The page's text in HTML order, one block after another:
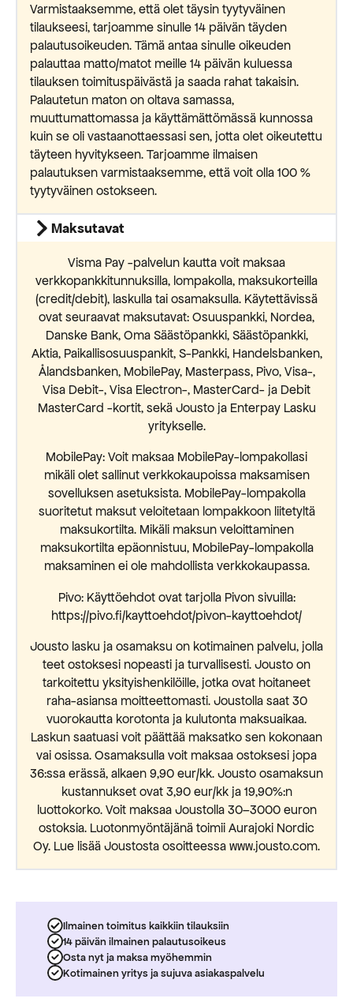
Varmistaaksemme, että olet täysin tyytyväinen
tilaukseesi, tarjoamme sinulle 14 päivän täyden
palautusoikeuden. Tämä antaa sinulle oikeuden
palauttaa matto/matot meille 14 päivän kuluessa
tilauksen toimituspäivästä ja saada rahat takaisin.
Palautetun maton on oltava samassa,
muuttumattomassa ja käyttämättömässä kunnossa
kuin se oli vastaanottaessasi sen, jotta olet oikeutettu
täyteen hyvitykseen. Tarjoamme ilmaisen
palautuksen varmistaaksemme, että voit olla 100 %
tyytyväinen ostokseen.
Maksutavat
Visma Pay -palvelun kautta voit maksaa
verkkopankkitunnuksilla, lompakolla, maksukorteilla
(credit/debit), laskulla tai osamaksulla. Käytettävissä
ovat seuraavat maksutavat: Osuuspankki, Nordea,
Danske Bank, Oma Säästöpankki, Säästöpankki,
Aktia, Paikallisosuuspankit, S-Pankki, Handelsbanken,
Ålandsbanken, MobilePay, Masterpass, Pivo, Visa-,
Visa Debit-, Visa Electron-, MasterCard- ja Debit
MasterCard -kortit, sekä Jousto ja Enterpay Lasku
yritykselle.
MobilePay: Voit maksaa MobilePay-lompakollasi
mikäli olet sallinut verkkokaupoissa maksamisen
sovelluksen asetuksista. MobilePay-lompakolla
suoritetut maksut veloitetaan lompakkoon liitetyltä
maksukortilta. Mikäli maksun veloittaminen
maksukortilta epäonnistuu, MobilePay-lompakolla
maksaminen ei ole mahdollista verkkokaupassa.
Pivo: Käyttöehdot ovat tarjolla Pivon sivuilla:
https://pivo.fi/kayttoehdot/pivon-kayttoehdot/
Jousto lasku ja osamaksu on kotimainen palvelu, jolla
teet ostoksesi nopeasti ja turvallisesti. Jousto on
tarkoitettu yksityishenkilöille, jotka ovat hoitaneet
raha-asiansa moitteettomasti. Joustolla saat 30
vuorokautta korotonta ja kulutonta maksuaikaa.
Laskun saatuasi voit päättää maksatko sen kokonaan
vai osissa. Osamaksulla voit maksaa ostoksesi jopa
36:ssa erässä, alkaen 9,90 eur/kk. Jousto osamaksun
kustannukset ovat 3,90 eur/kk ja 19,90%:n
luottokorko. Voit maksaa Joustolla 30–3000 euron
ostoksia. Luotonmyöntäjänä toimii Aurajoki Nordic
Oy. Lue lisää Joustosta osoitteessa www.jousto.com.
Ilmainen toimitus kaikkiin tilauksiin
14 päivän ilmainen palautusoikeus
Osta nyt ja maksa myöhemmin
Kotimainen yritys ja sujuva asiakaspalvelu